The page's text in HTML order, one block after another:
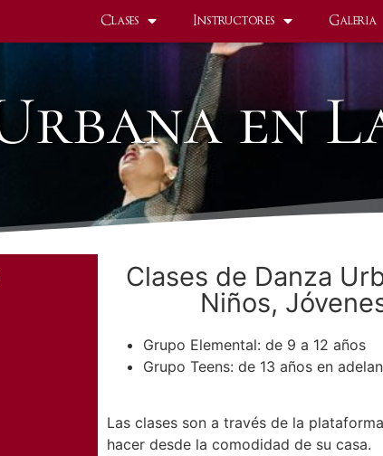
Clases Instructores Galeria
en
Clases de Danza
Niños,
Grupo Elemental: de 9 a 12 años
Grupo Teens: de 13 años en
Las clases son a través de la
hacer desde la comodidad de su casa.